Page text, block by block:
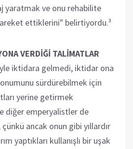
yaratmak ve onu rehabilite
ettiklerini" belirtiyordu.³
VERDİĞİ TALİMATLAR
iktidara gelmedi, iktidar ona
sürdürebilmek için
yerine getirmek
diğer emperyalistler de
ancak onun gibi yıllardır
yaptıkları kullanışlı bir uşak